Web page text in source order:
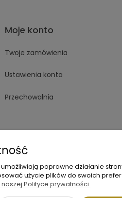
Moje konto
Twoje zamówienia
Ustawienia konta
Przechowalnia
+48 605 141 363
poprawne działanie
użycie plików do swoich
Polityce prywatności.